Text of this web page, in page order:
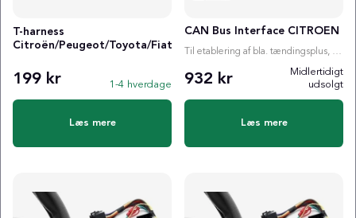
T-harness
Citroën/Peugeot/Toyota/Fiat
199 kr 1-4 hverdage
Læs mere
CAN Bus Interface CITROEN
Til etablering af bla. tændingsplus, ratstyring etc.
932 kr
Midlertidigt
udsolgt
Læs mere